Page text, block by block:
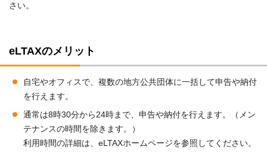
さい。
eLTAXのメリット
自宅やオフィスで、複数の地方公共団体に一括して申告や納付
を行えます。
通常は8時30分から24時まで、申告や納付を行えます。（メン
テナンスの時間を除きます。）
利用時間の詳細は、eLTAXホームページを参照してください。